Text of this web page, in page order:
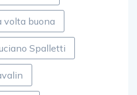
volta buona
Spalletti